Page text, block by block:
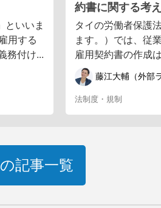
といいま
用する
務付け...
約書に関する考
タイの労働者保護
ます。）では、従
雇用契約書の作成
藤江大輔（外部
法制度・規制
記事一覧